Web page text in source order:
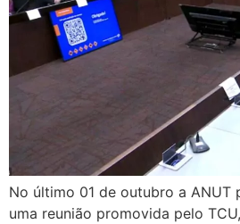
No último 01 de outubro a ANUT
uma reunião promovida pelo